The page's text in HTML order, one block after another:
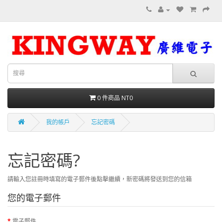
0 件商品 NT0
我的帳戶 忘記密碼
忘記密碼?
請輸入您註冊時填寫的電子郵件後點擊繼續，新密碼將發送到您的信箱
您的電子郵件